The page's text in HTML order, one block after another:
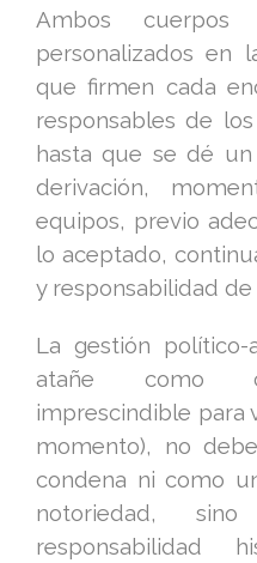
Ambos cuerpos
personalizados en
que firmen cada
responsables de
hasta que se dé
derivación,
equipos, previo
lo aceptado,
y responsabilidad
La gestión político-
atañe como
imprescindible para
momento), no
condena ni como
notoriedad,
responsabilidad